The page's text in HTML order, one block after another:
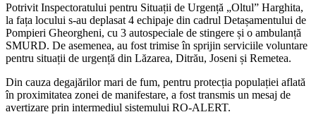
Potrivit Inspectoratului pentru Situații de Urgență „Oltul” Harghita,
la fața locului s-au deplasat 4 echipaje din cadrul Detașamentului de
Pompieri Gheorgheni, cu 3 autospeciale de stingere și o ambulanță
SMURD. De asemenea, au fost trimise în sprijin serviciile voluntare
pentru situații de urgență din Lăzarea, Ditrău, Joseni și Remetea.
Din cauza degajărilor mari de fum, pentru protecția populației aflată
în proximitatea zonei de manifestare, a fost transmis un mesaj de
avertizare prin intermediul sistemului RO-ALERT.